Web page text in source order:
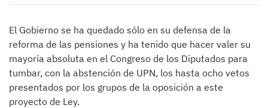
El Gobierno se ha quedado sólo en su defensa de la
reforma de las pensiones y ha tenido que hacer valer su
mayoría absoluta en el Congreso de los Diputados para
tumbar, con la abstención de UPN, los hasta ocho vetos
presentados por los grupos de la oposición a este
proyecto de Ley.